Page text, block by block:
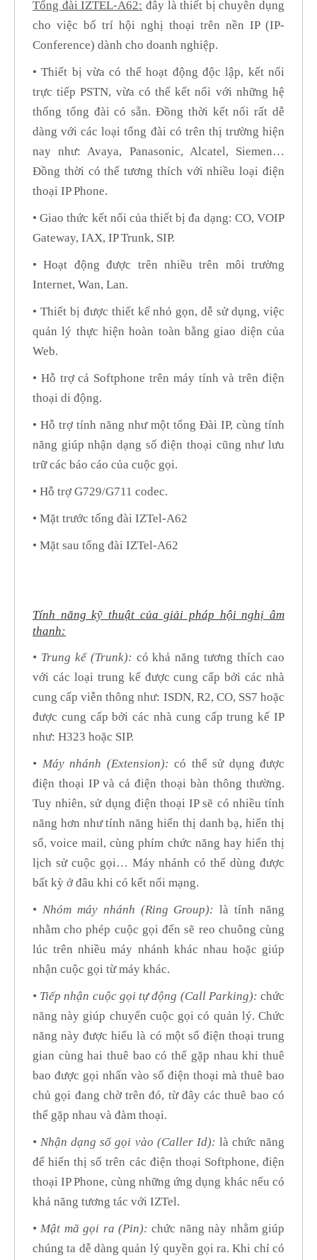
Tổng đài IZTEL-A62: đây là thiết bị chuyên dụng
cho việc bố trí hội nghị thoại trên nền IP (IP-
Conference) dành cho doanh nghiệp.
• Thiết bị vừa có thể hoạt động độc lập, kết nối
trực tiếp PSTN, vừa có thể kết nối với những hệ
thống tổng đài có sẵn. Đồng thời kết nối rất dễ
dàng với các loại tổng đài có trên thị trường hiện
nay như: Avaya, Panasonic, Alcatel, Siemen…
Đồng thời có thể tương thích với nhiều loại điện
thoại IP Phone.
• Giao thức kết nối của thiết bị đa dạng: CO, VOIP
Gateway, IAX, IP Trunk, SIP.
• Hoạt động được trên nhiều trên môi trường
Internet, Wan, Lan.
• Thiết bị được thiết kế nhỏ gọn, dễ sử dụng, việc
quản lý thực hiện hoàn toàn bằng giao diện của
Web.
• Hỗ trợ cả Softphone trên máy tính và trên điện
thoại di động.
• Hỗ trợ tính năng như một tổng Đài IP, cùng tính
năng giúp nhận dạng số điện thoại cũng như lưu
trữ các báo cáo của cuộc gọi.
• Hỗ trợ G729/G711 codec.
• Mặt trước tổng đài IZTel-A62
• Mặt sau tổng đài IZTel-A62
Tính năng kỹ thuật của giải pháp hội nghị âm
thanh:
• Trung kế (Trunk): có khả năng tương thích cao
với các loại trung kế được cung cấp bởi các nhà
cung cấp viễn thông như: ISDN, R2, CO, SS7 hoặc
được cung cấp bởi các nhà cung cấp trung kế IP
như: H323 hoặc SIP.
• Máy nhánh (Extension): có thể sử dụng được
điện thoại IP và cả điện thoại bàn thông thường.
Tuy nhiên, sử dụng điện thoại IP sẽ có nhiều tính
năng hơn như tính năng hiển thị danh bạ, hiển thị
số, voice mail, cùng phím chức năng hay hiển thị
lịch sử cuộc gọi… Máy nhánh có thể dùng được
bất kỳ ở đâu khi có kết nối mạng.
• Nhóm máy nhánh (Ring Group): là tính năng
nhằm cho phép cuộc gọi đến sẽ reo chuông cùng
lúc trên nhiều máy nhánh khác nhau hoặc giúp
nhận cuộc gọi từ máy khác.
• Tiếp nhận cuộc gọi tự động (Call Parking): chức
năng này giúp chuyển cuộc gọi có quản lý. Chức
năng này được hiểu là có một số điện thoại trung
gian cùng hai thuê bao có thể gặp nhau khi thuê
bao được gọi nhấn vào số điện thoại mà thuê bao
chủ gọi đang chờ trên đó, từ đây các thuê bao có
thể gặp nhau và đàm thoại.
• Nhận dạng số gọi vào (Caller Id): là chức năng
để hiển thị số trên các điện thoại Softphone, điện
thoại IP Phone, cùng những ứng dụng khác nếu có
khả năng tương tác với IZTel.
• Mật mã gọi ra (Pin): chức năng này nhằm giúp
chúng ta dễ dàng quản lý quyền gọi ra. Khi chỉ có